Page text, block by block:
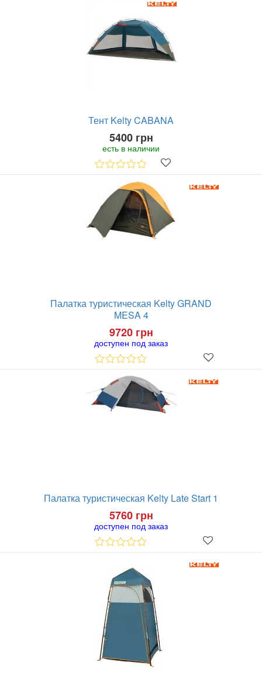
Тент Kelty CABANA
5400 грн
есть в наличии
Палатка туристическая Kelty GRAND
MESA 4
9720 грн
доступен под заказ
Палатка туристическая Kelty Late Start 1
5760 грн
доступен под заказ